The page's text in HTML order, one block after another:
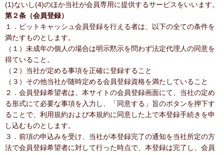
(1)ないし(4)のほか当社が会員専用に提供するサービスをいいます。
第２条（会員登録）
１．ビットキャッシュ会員登録を行える者は、以下の全ての条件を
満たすものとします。
（１）未成年の個人の場合は明示黙示を問わず法定代理人の同意を
得ていること。
（２）当社が定める事項を正確に登録すること
（３）その他当社が随時定める会員登録資格を満たしていること
２．会員登録希望者は、本サイトの会員登録画面にて、当社の定め
る形式にて必要な事項を入力し、「同意する」旨のボタンを押下す
ることで、利用規約および本規約に同意した上で本登録手続きを申
し込むものとします。
３．前項の申込みを受け、当社が本登録完了の通知を当社所定の方
法で会員登録希望者に対して行った時点で、本登録は完了し、会員